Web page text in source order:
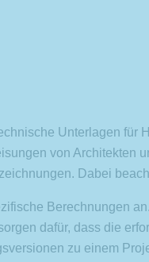
Unterlagen
von
Dabei
Berechnungen
dafür, dass die
zu einem